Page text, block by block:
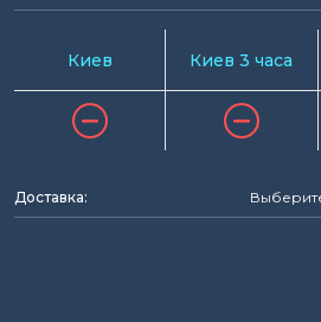
Киев Киев 3 часа
Доставка: